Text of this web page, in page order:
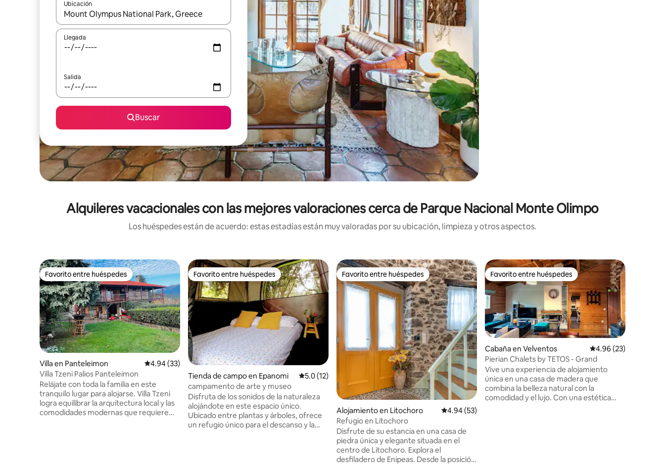
Ubicación
Cuando los resultados estén disponibles, navega con las teclas de flecha hacia arriba y hacia abajo o explora con el tacto o desliza el dedo.
Llegada
Salida
Buscar
Alquileres vacacionales con las mejores valoraciones cerca de Parque Nacional Monte Olimpo
Los huéspedes están de acuerdo: estas estadías están muy valoradas por su ubicación, limpieza y otros aspectos.
Favorito entre huéspedes
Favorito entre huéspedes
Villa en Panteleimon Calificación promedio: 4.94 de 5, 33 reseñas
4.94 (33)
Villa Tzeni Palios Panteleimon
Relájate con toda la familia en este
tranquilo lugar para alojarse. Villa Tzeni
logra equilibrar la arquitectura local y las
comodidades modernas que requiere
Favorito entre huéspedes
Favorito entre huéspedes
Tienda de campo en Epanomi Calificación promedio: 5.0 de 5, 12 reseñas
5.0 (12)
campamento de arte y museo
Disfruta de los sonidos de la naturaleza
alojándote en este espacio único.
Ubicado entre plantas y árboles, ofrece
un refugio único para el descanso y la
Favorito entre huéspedes
Favorito entre huéspedes
Alojamiento en Litochoro Calificación promedio: 4.94 de 5, 53 reseñas
4.94 (53)
Refugio en Litochoro
Disfrute de su estancia en una casa de
piedra única y elegante situada en el
centro de Litochoro. Explora el
desfiladero de Enipeas. Desde la posición
Favorito entre huéspedes
Favorito entre huéspedes
Cabaña en Velventos Calificación
4.96 (23)
Pierian Chalets by TETOS - Grand
Vive una experiencia de alojamiento
única en una casa de madera que
combina la belleza natural con la
comodidad y el lujo. Con una estética